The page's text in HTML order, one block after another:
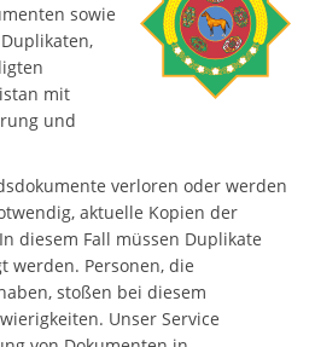
sowie
mit
und
verloren oder werden
aktuelle Kopien der
diesem Fall müssen Duplikate
werden. Personen, die
stoßen bei diesem
Unser Service